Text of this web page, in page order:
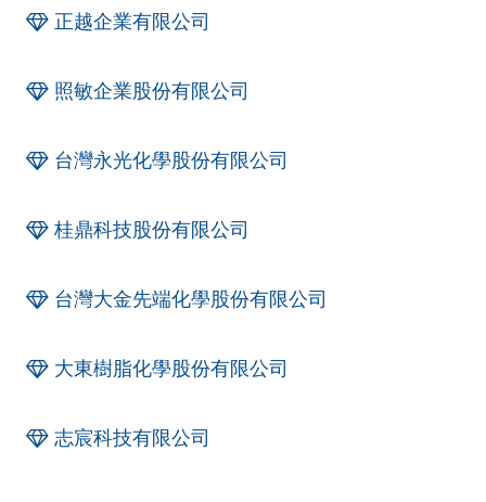
正越企業有限公司
照敏企業股份有限公司
台灣永光化學股份有限公司
桂鼎科技股份有限公司
台灣大金先端化學股份有限公司
大東樹脂化學股份有限公司
志宸科技有限公司